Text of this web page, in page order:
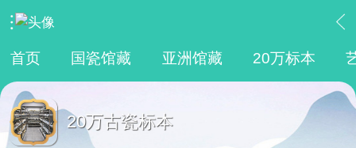
首页 国瓷馆藏 亚洲馆藏 20万标本
20万古瓷标本